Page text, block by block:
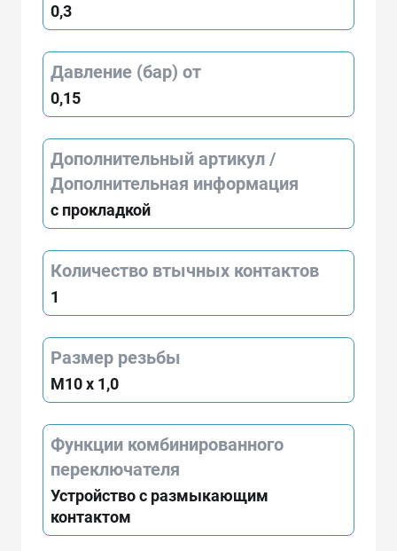
0,3
Давление (бар) от
0,15
Дополнительный артикул /
Дополнительная информация
с прокладкой
Количество втычных контактов
1
Размер резьбы
M10 x 1,0
Функции комбинированного
переключателя
Устройство с размыкающим
контактом